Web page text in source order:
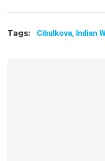
Tags: Cibulkova, Indian